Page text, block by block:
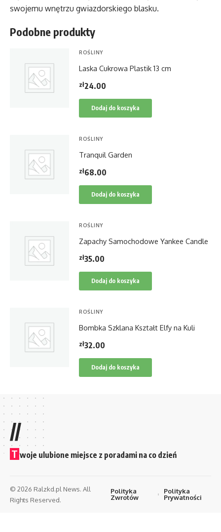
swojemu wnętrzu gwiazdorskiego blasku.
Podobne produkty
ROŚLINY
Laska Cukrowa Plastik 13 cm
zł24.00
Dodaj do koszyka
ROŚLINY
Tranquil Garden
zł68.00
Dodaj do koszyka
ROŚLINY
Zapachy Samochodowe Yankee Candle
zł35.00
Dodaj do koszyka
ROŚLINY
Bombka Szklana Kształt Elfy na Kuli
zł32.00
Dodaj do koszyka
//
T woje ulubione miejsce z poradami na co dzień
© 2026 Ralzkd.pl News. All
Rights Reserved.
Polityka
Zwrotów
Polityka
Prywatności